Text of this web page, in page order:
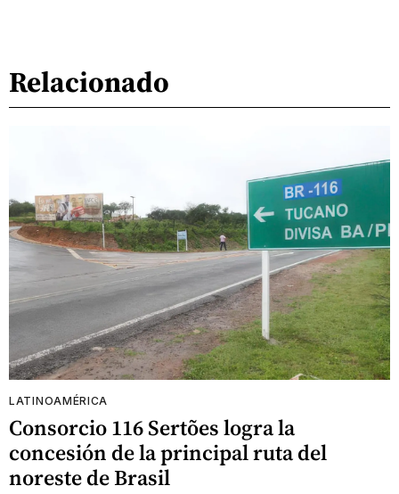
Relacionado
LATINOAMÉRICA
Consorcio 116 Sertões logra la
concesión de la principal ruta del
noreste de Brasil